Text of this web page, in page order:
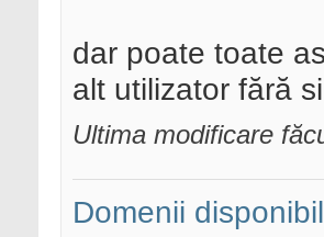
dar poate toate
alt utilizator fără
Ultima modificare
Domenii